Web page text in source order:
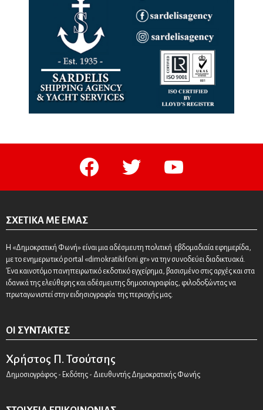
facebook twitter youtube
ΣΧΕΤΙΚΆ ΜΕ ΕΜΆΣ
Η «Δημοκρατική Φωνή» είναι μια αδέσμευτη πολιτική εβδομαδιαία εφημερίδα,
με το ενημερωτικό portal «dimokratikifoni.gr» να την συνοδεύει διαδικτυακά.
Ένα καινοτόμο πανηπειρωτικό εκδοτικό εγχείρημα, βασισμένο στις αρχές και στα
ιδανικά της ελεύθερης και αδέσμευτης δημοσιογραφίας, φιλοδοξώντας να
πρωταγωνιστεί στην ειδησιογραφία της περιοχής μας.
ΟΙ ΣΥΝΤΆΚΤΕΣ
Χρήστος Π. Τσούτσης
Δημοσιογράφος - Εκδότης - Διευθυντής Δημοκρατικής Φωνής